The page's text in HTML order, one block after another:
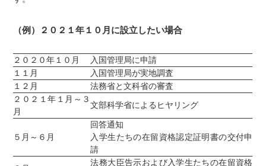
（例）２０２１年１０月に設立したい場合
２０２０年１０月
入国管理局に申請
１１月
入国管理局が実地調査
１２月
法務省と文科省の審査
２０２１年１月～３
月
文部科学省によるヒヤリング
５月～６月
回答通知
入学生たちの在留資格認定証明書の交付申
請
法務大臣告示および入学生たちの在留資格